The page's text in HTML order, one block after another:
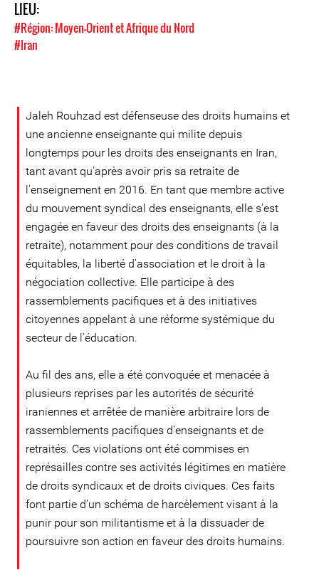
LIEU:
#Région: Moyen-Orient et Afrique du Nord
#Iran
Jaleh Rouhzad est défenseuse des droits humains et
une ancienne enseignante qui milite depuis
longtemps pour les droits des enseignants en Iran,
tant avant qu'après avoir pris sa retraite de
l'enseignement en 2016. En tant que membre active
du mouvement syndical des enseignants, elle s'est
engagée en faveur des droits des enseignants (à la
retraite), notamment pour des conditions de travail
équitables, la liberté d'association et le droit à la
négociation collective. Elle participe à des
rassemblements pacifiques et à des initiatives
citoyennes appelant à une réforme systémique du
secteur de l'éducation.
Au fil des ans, elle a été convoquée et menacée à
plusieurs reprises par les autorités de sécurité
iraniennes et arrêtée de manière arbitraire lors de
rassemblements pacifiques d'enseignants et de
retraités. Ces violations ont été commises en
représailles contre ses activités légitimes en matière
de droits syndicaux et de droits civiques. Ces faits
font partie d’un schéma de harcèlement visant à la
punir pour son militantisme et à la dissuader de
poursuivre son action en faveur des droits humains.